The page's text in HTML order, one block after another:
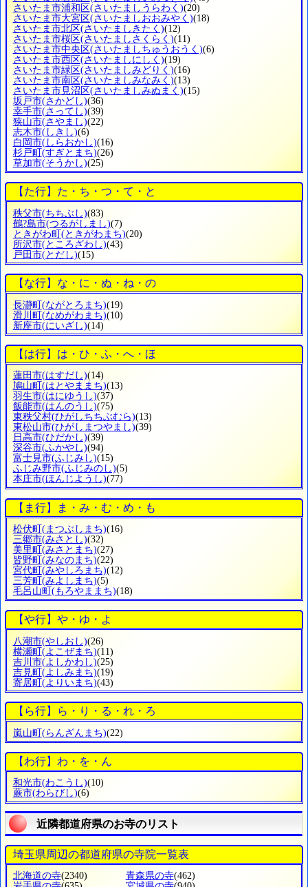
さいたま市浦和区(さいたましうらわく)(20)
さいたま市大宮区(さいたましおおみやく)(18)
さいたま市北区(さいたましきたく)(12)
さいたま市桜区(さいたましさくらく)(11)
さいたま市中央区(さいたましちゅうおうく)(6)
さいたま市西区(さいたましにしく)(19)
さいたま市緑区(さいたましみどりく)(16)
さいたま市南区(さいたましみなみく)(13)
さいたま市見沼区(さいたましみぬまく)(15)
坂戸市(さかどし)(36)
幸手市(さってし)(39)
狭山市(さやまし)(22)
志木市(しきし)(6)
白岡市(しらおかし)(16)
杉戸町 (すぎとまち)(26)
草加市(そうかし)(25)
【た行】た・ち・つ・て・と
秩父市(ちちぶし)(83)
鶴?島市(つるがしまし)(7)
ときがわ町 (ときがわまち)(20)
所沢市(ところざわし)(43)
戸田市(とだし)(15)
【な行】な・に・ぬ・ね・の
長瀞町(ながとろまち)(19)
滑川町(なめがわまち)(10)
新座市(にいざし)(14)
【は行】は・ひ・ふ・へ・ほ
蓮田市(はすだし)(14)
鳩山町 (はとやままち)(13)
羽生市(はにゆうし)(37)
飯能市(はんのうし)(75)
東秩父村(ひがしちちぶむら)(13)
東松山市(ひがしまつやまし)(39)
日高市(ひだかし)(39)
深谷市(ふかやし)(94)
富士見市(ふじみし)(15)
ふじみ野市(ふじみのし)(5)
本庄市(ほんじようし)(77)
【ま行】ま・み・む・め・も
松伏町 (まつぶしまち)(16)
三郷市(みさとし)(32)
美里町 (みさとまち)(27)
皆野町 (みなのまち)(22)
宮代町 (みやしろまち)(12)
三芳町 (みよしまち)(5)
毛呂山町 (もろやままち)(18)
【や行】や・ゆ・よ
八潮市(やしおし)(26)
横瀬町 (よこぜまち)(11)
吉川市(よしかわし)(25)
吉見町 (よしみまち)(19)
寄居町 (よりいまち)(43)
【ら行】ら・り・る・れ・ろ
嵐山町(らんざんまち)(22)
【わ行】わ・を・ん
和光市(わこうし)(10)
蕨市(わらびし)(6)
近隣都道府県のお寺のリスト
埼玉県周辺の都道府県の寺院一覧表
北海道の寺(2340) 青森県の寺(462)